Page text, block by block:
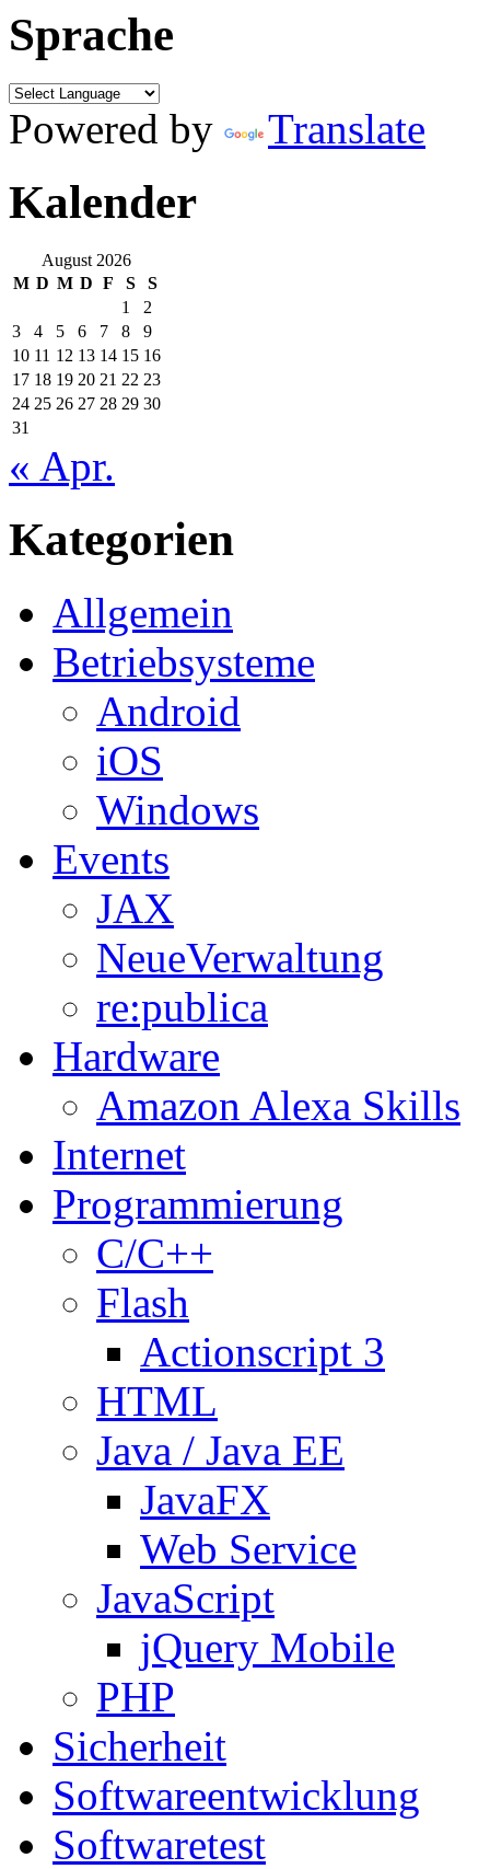
Sprache
Powered by Translate
Kalender
August 2026
M D M D F S
S
1
2
3
4 5 6 7 8
9
10 11 12 13 14 15 16
17 18 19 20 21 22 23
24 25 26 27 28 29 30
31
« Apr.
Kategorien
Allgemein
Betriebsysteme
Android
iOS
Windows
Events
JAX
NeueVerwaltung
re:publica
Hardware
Amazon Alexa Skills
Internet
Programmierung
C/C++
Flash
Actionscript 3
HTML
Java / Java EE
JavaFX
Web Service
JavaScript
jQuery Mobile
PHP
Sicherheit
Softwareentwicklung
Softwaretest